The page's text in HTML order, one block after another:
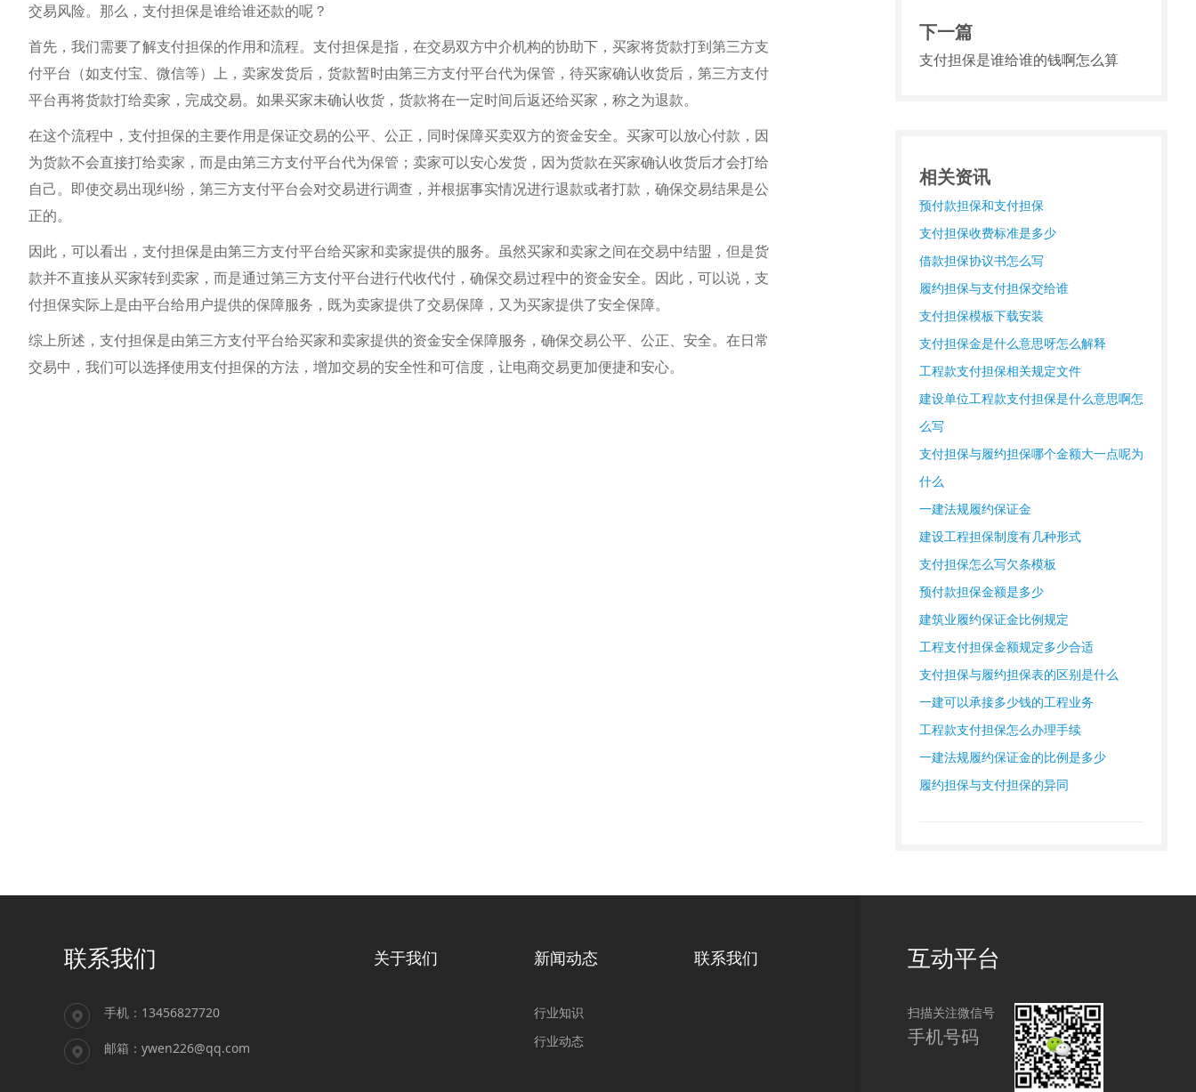
交易风险。那么，支付担保是谁给谁还款的呢？
首先，我们需要了解支付担保的作用和流程。支付担保是指，在交易双方中介机构的协助下，买家将货款打到第三方支
付平台（如支付宝、微信等）上，卖家发货后，货款暂时由第三方支付平台代为保管，待买家确认收货后，第三方支付
平台再将货款打给卖家，完成交易。如果买家未确认收货，货款将在一定时间后返还给买家，称之为退款。
在这个流程中，支付担保的主要作用是保证交易的公平、公正，同时保障买卖双方的资金安全。买家可以放心付款，因
为货款不会直接打给卖家，而是由第三方支付平台代为保管；卖家可以安心发货，因为货款在买家确认收货后才会打给
自己。即使交易出现纠纷，第三方支付平台会对交易进行调查，并根据事实情况进行退款或者打款，确保交易结果是公
正的。
因此，可以看出，支付担保是由第三方支付平台给买家和卖家提供的服务。虽然买家和卖家之间在交易中结盟，但是货
款并不直接从买家转到卖家，而是通过第三方支付平台进行代收代付，确保交易过程中的资金安全。因此，可以说，支
付担保实际上是由平台给用户提供的保障服务，既为卖家提供了交易保障，又为买家提供了安全保障。
综上所述，支付担保是由第三方支付平台给买家和卖家提供的资金安全保障服务，确保交易公平、公正、安全。在日常
交易中，我们可以选择使用支付担保的方法，增加交易的安全性和可信度，让电商交易更加便捷和安心。
下一篇
支付担保是谁给谁的钱啊怎么算
相关资讯
预付款担保和支付担保
支付担保收费标准是多少
借款担保协议书怎么写
履约担保与支付担保交给谁
支付担保模板下载安装
支付担保金是什么意思呀怎么解释
工程款支付担保相关规定文件
建设单位工程款支付担保是什么意思啊怎
么写
支付担保与履约担保哪个金额大一点呢为
什么
一建法规履约保证金
建设工程担保制度有几种形式
支付担保怎么写欠条模板
预付款担保金额是多少
建筑业履约保证金比例规定
工程支付担保金额规定多少合适
支付担保与履约担保表的区别是什么
一建可以承接多少钱的工程业务
工程款支付担保怎么办理手续
一建法规履约保证金的比例是多少
履约担保与支付担保的异同
联系我们
手机：13456827720
邮箱：ywen226@qq.com
关于我们 新闻动态
行业知识
行业动态
联系我们 互动平台
扫描关注微信号
手机号码